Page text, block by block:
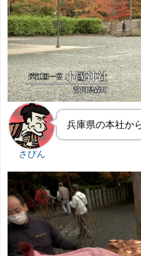
さびん
兵庫県の本社か